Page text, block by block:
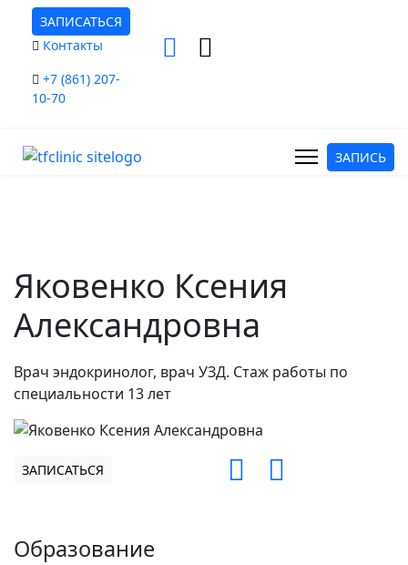
ЗАПИСАТЬСЯ
Контакты
+7 (861) 207-
10-70
ЗАПИСЬ
Яковенко Ксения
Александровна
Врач эндокринолог, врач УЗД. Стаж работы по
специальности 13 лет
ЗАПИСАТЬСЯ
Образование